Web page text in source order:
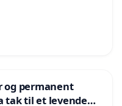
og permanent
tak til et levende